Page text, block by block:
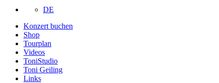
DE
Konzert buchen
Shop
Tourplan
Videos
ToniStudio
Toni Geiling
Links